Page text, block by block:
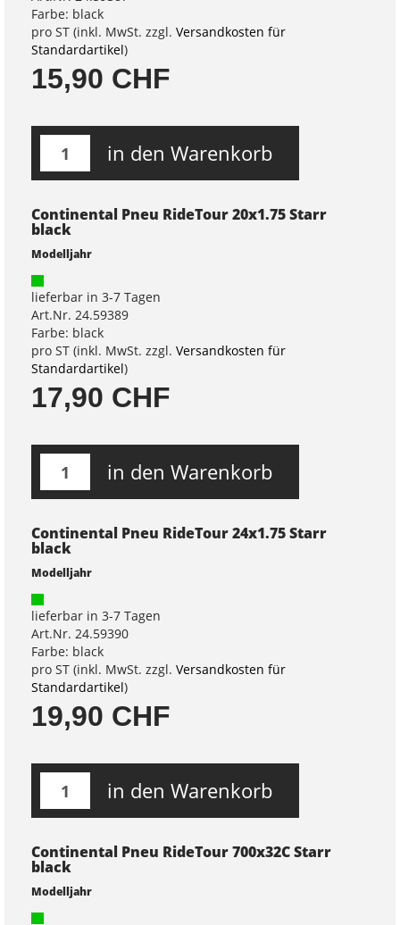
Farbe: black
pro ST (inkl. MwSt. zzgl. Versandkosten für
Standardartikel)
15,90 CHF
in den Warenkorb
Continental Pneu RideTour 20x1.75 Starr
black
Modelljahr
lieferbar in 3-7 Tagen
Art.Nr. 24.59389
Farbe: black
pro ST (inkl. MwSt. zzgl. Versandkosten für
Standardartikel)
17,90 CHF
in den Warenkorb
Continental Pneu RideTour 24x1.75 Starr
black
Modelljahr
lieferbar in 3-7 Tagen
Art.Nr. 24.59390
Farbe: black
pro ST (inkl. MwSt. zzgl. Versandkosten für
Standardartikel)
19,90 CHF
in den Warenkorb
Continental Pneu RideTour 700x32C Starr
black
Modelljahr